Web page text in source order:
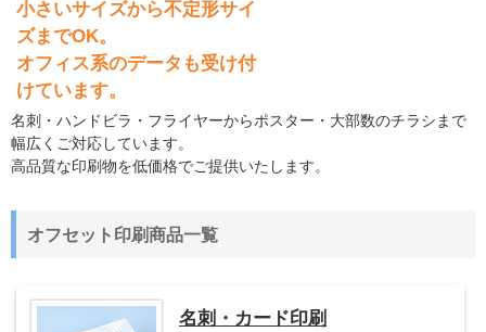
小さいサイズから不定形サイ
ズまでOK。
オフィス系のデータも受け付
けています。
名刺・ハンドビラ・フライヤーからポスター・大部数のチラシまで
幅広くご対応しています。
高品質な印刷物を低価格でご提供いたします。
オフセット印刷商品一覧
名刺・カード印刷